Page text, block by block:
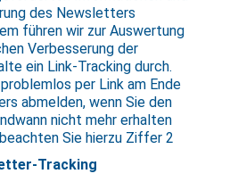
des Newsletters
führen wir zur Auswertung
Verbesserung der
ein Link-Tracking durch.
per Link am Ende
abmelden, wenn Sie den
nicht mehr erhalten
Sie hierzu Ziffer 2
Tracking